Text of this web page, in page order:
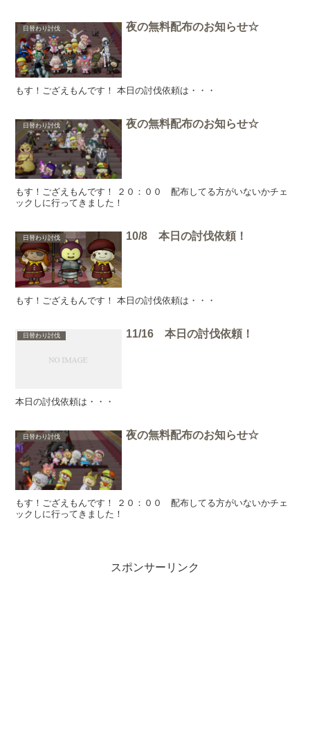
日替わり討伐 夜の無料配布のお知らせ☆
もす！ござえもんです！ 本日の討伐依頼は・・・
日替わり討伐 夜の無料配布のお知らせ☆
もす！ござえもんです！ ２０：００ 配布してる方がいないかチェ
ックしに行ってきました！
日替わり討伐 10/8 本日の討伐依頼！
もす！ござえもんです！ 本日の討伐依頼は・・・
日替わり討伐 11/16 本日の討伐依頼！
本日の討伐依頼は・・・
日替わり討伐 夜の無料配布のお知らせ☆
もす！ござえもんです！ ２０：００ 配布してる方がいないかチェ
ックしに行ってきました！
スポンサーリンク